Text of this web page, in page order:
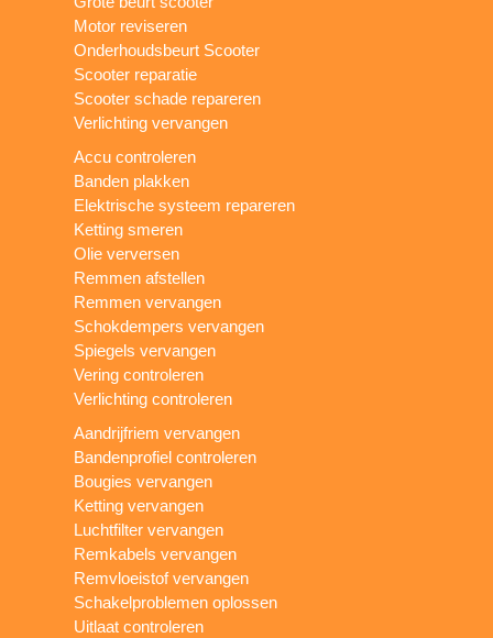
Motor reviseren
Onderhoudsbeurt Scooter
Scooter reparatie
Scooter schade repareren
Verlichting vervangen
Accu controleren
Banden plakken
Elektrische systeem repareren
Ketting smeren
Olie verversen
Remmen afstellen
Remmen vervangen
Schokdempers vervangen
Spiegels vervangen
Vering controleren
Verlichting controleren
Aandrijfriem vervangen
Bandenprofiel controleren
Bougies vervangen
Ketting vervangen
Luchtfilter vervangen
Remkabels vervangen
Remvloeistof vervangen
Schakelproblemen oplossen
Uitlaat controleren